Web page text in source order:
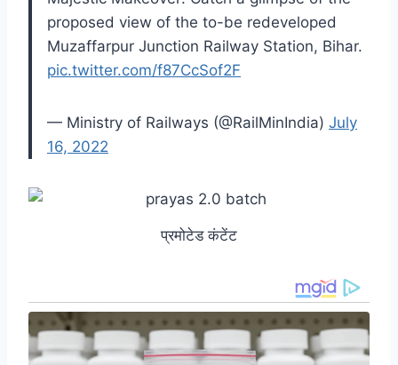
proposed view of the to-be redeveloped
Muzaffarpur Junction Railway Station, Bihar.
pic.twitter.com/f87CcSof2F
— Ministry of Railways (@RailMinIndia) July
16, 2022
प्रमोटेड कंटेंट